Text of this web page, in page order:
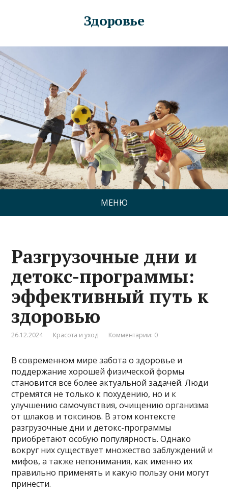
Здоровье
МЕНЮ
Разгрузочные дни и
детокс-программы:
эффективный путь к
здоровью
26.12.2024 Красота и уход Комментарии: 0
В современном мире забота о здоровье и
поддержание хорошей физической формы
становится все более актуальной задачей. Люди
стремятся не только к похудению, но и к
улучшению самочувствия, очищению организма
от шлаков и токсинов. В этом контексте
разгрузочные дни и детокс-программы
приобретают особую популярность. Однако
вокруг них существует множество заблуждений и
мифов, а также непонимания, как именно их
правильно применять и какую пользу они могут
принести.